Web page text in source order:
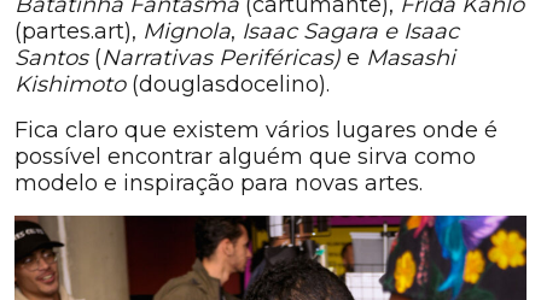
(partes.art), Mignola, Isaac Sagara e Isaac
Santos (Narrativas Periféricas) e Masashi
Kishimoto(douglasdocelino).
Fica claro que existem vários lugares onde é
possível encontrar alguém que sirva como
modelo e inspiração para novas artes.